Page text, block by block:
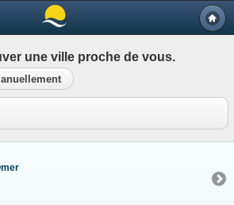
une ville proche de vous.